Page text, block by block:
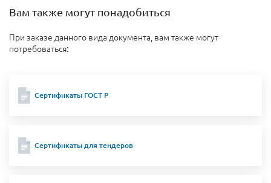
Вам также могут понадобиться
При заказе данного вида документа, вам также могут
потребоваться:
Сертификаты ГОСТ Р
Сертификаты для тендеров